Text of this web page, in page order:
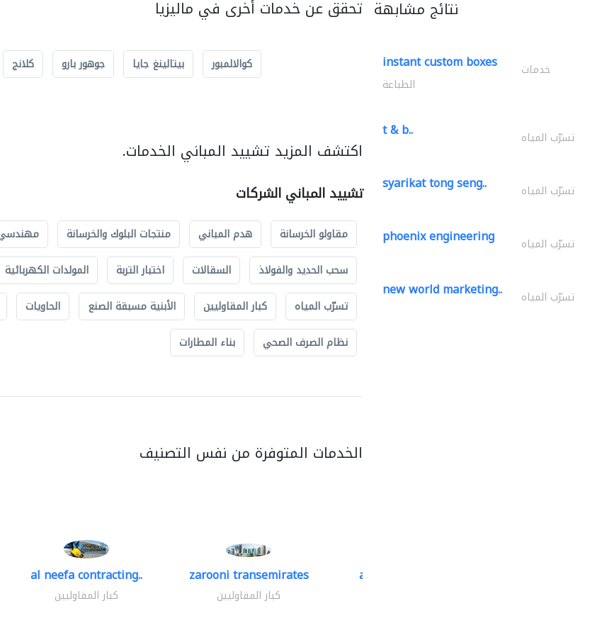
تحقق عن خدمات أخرى في ماليزيا
كوالالمبور بيتالينغ جايا جوهور بارو كلانج
اكتشف المزيد تشييد المباني الخدمات.
تشييد المباني الشركات
مقاولو الخرسانة هدم المباني منتجات البلوك والخرسانة مهندسي
سحب الحديد والفولاذ
السقالات اختبار التربة المولدات الكهربائية
تسرّب المياه
كبار المقاوليين الأبنية مسبقة الصنع الحاويات
نظام الصرف الصحي
بناء المطارات
الخدمات المتوفرة من نفس التصنيف
al neefa contracting..
كبار المقاوليين
zarooni transemirates
كبار المقاوليين
accurate bldh cont..
نتائج مشابهة
instant custom boxes خدمات
الطباعة
t & b.. تسرّب المياه
syarikat tong seng.. تسرّب المياه
phoenix engineering تسرّب المياه
new world marketing.. تسرّب المياه